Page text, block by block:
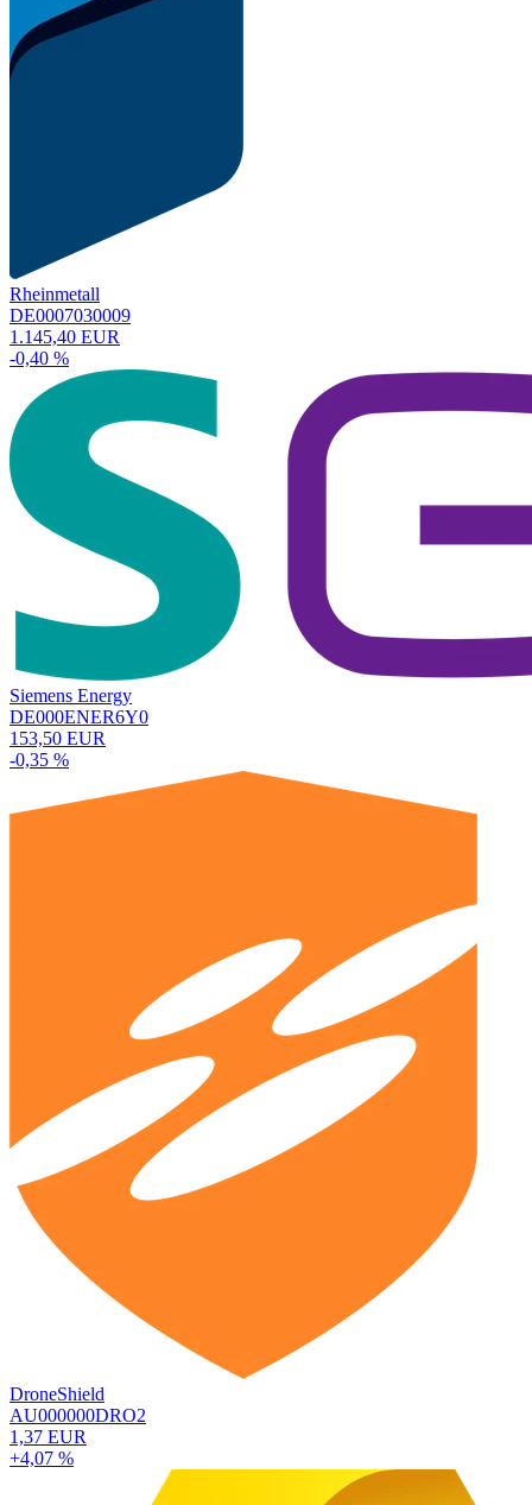
Rheinmetall
DE0007030009
1.145,40 EUR
-0,40 %
Siemens Energy
DE000ENER6Y0
153,50 EUR
-0,35 %
DroneShield
AU000000DRO2
1,37 EUR
+4,07 %